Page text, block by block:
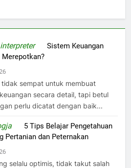
onSistem Keuangan
Merepotkan?
tidak sempat untuk membuat
secara detail, tapi betul
perlu dicatat dengan baik...
5 Tips Belajar Pengetahuan
Pertanian dan Peternakan
selalu optimis, tidak takut salah